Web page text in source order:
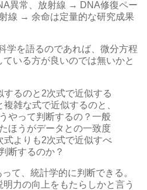
異常、放射線 → DNA修復ペー
線 → 余命は定量的な研究成果
学を語るのであれば、微分方程
いる方が良いのでは無いかと
するのと2次式で近似する
雑な式で近似するのと、
やって判断するの？一般
ほうがデータとの一致度
式よりも2次式で近似すべ
断するのか？
て、統計学的に判断できる。
力の向上をもたらしかと言う